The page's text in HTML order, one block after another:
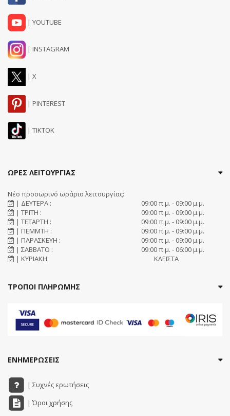
| YOUTUBE
| INSTAGRAM
| X
| PINTEREST
| TIKTOK
ΩΡΕΣ ΛΕΙΤΟΥΡΓΙΑΣ
Νέο προσωρινό ωράριο λειτουργίας:
| ΔΕΥΤΕΡΑ :
09:00 π.μ. - 09:00 μ.μ.
| ΤΡΙΤΗ :
09:00 π.μ. - 09:00 μ.μ.
| ΤΕΤΑΡΤΗ :
09:00 π.μ. - 09:00 μ.μ.
| ΠΕΜΜΤΗ :
09:00 π.μ. - 09:00 μ.μ.
| ΠΑΡΑΣΚΕΥΗ :
09:00 π.μ. - 09:00 μ.μ.
| ΣΑΒΒΑΤΟ :
09:00 π.μ. - 06:00 μ.μ.
| ΚΥΡΙΑΚΗ:
ΚΛΕΙΣΤΑ
ΤΡΟΠΟΙ ΠΛΗΡΩΜΗΣ
ΕΝΗΜΕΡΩΣΕΙΣ
| Συχνές ερωτήσεις
| Όροι χρήσης